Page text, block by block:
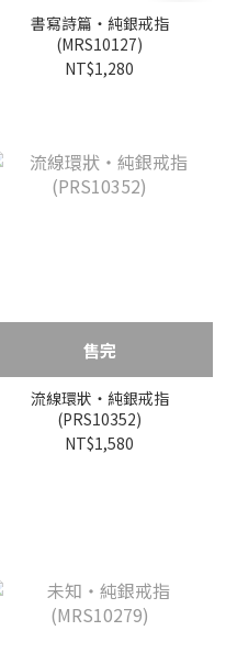
書寫詩篇・純銀戒指
(MRS10127)
NT$1,280
售完
流線環狀・純銀戒指
(PRS10352)
NT$1,580